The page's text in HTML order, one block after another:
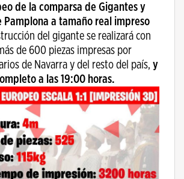
de la comparsa de Gigantes y
Pamplona a tamaño real impreso
del gigante se realizará con
de 600 piezas impresas por
de Navarra y del resto del país, y
a las 19:00 horas.